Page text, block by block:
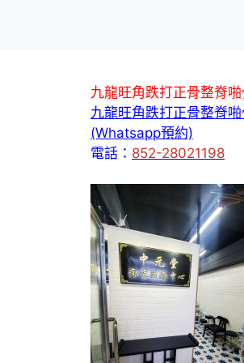
九龍旺角跌打正骨整脊
九龍旺角跌打正骨整脊
(Whatsapp預約)
電話： 852-28021198